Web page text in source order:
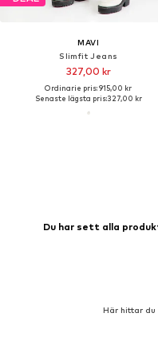
MAVI
Slimfit Jeans
327,00 kr
Ordinarie pris: 915,00 kr
Senaste lägsta pris:327,00 kr
Du har sett alla
Här hittar du